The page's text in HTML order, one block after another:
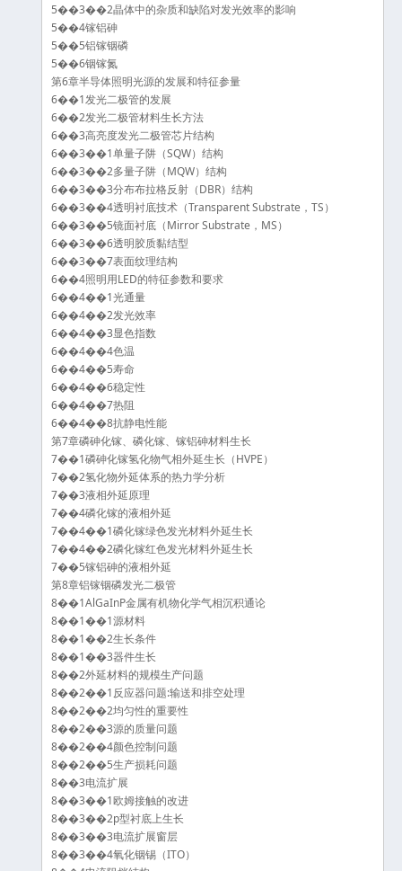
5��3��2晶体中的杂质和缺陷对发光效率的影响
5��4镓铝砷
5��5铝镓铟磷
5��6铟镓氮
第6章半导体照明光源的发展和特征参量
6��1发光二极管的发展
6��2发光二极管材料生长方法
6��3高亮度发光二极管芯片结构
6��3��1单量子阱（SQW）结构
6��3��2多量子阱（MQW）结构
6��3��3分布布拉格反射（DBR）结构
6��3��4透明衬底技术（Transparent Substrate，TS）
6��3��5镜面衬底（Mirror Substrate，MS）
6��3��6透明胶质黏结型
6��3��7表面纹理结构
6��4照明用LED的特征参数和要求
6��4��1光通量
6��4��2发光效率
6��4��3显色指数
6��4��4色温
6��4��5寿命
6��4��6稳定性
6��4��7热阻
6��4��8抗静电性能
第7章磷砷化镓、磷化镓、镓铝砷材料生长
7��1磷砷化镓氢化物气相外延生长（HVPE）
7��2氢化物外延体系的热力学分析
7��3液相外延原理
7��4磷化镓的液相外延
7��4��1磷化镓绿色发光材料外延生长
7��4��2磷化镓红色发光材料外延生长
7��5镓铝砷的液相外延
第8章铝镓铟磷发光二极管
8��1AlGaInP金属有机物化学气相沉积通论
8��1��1源材料
8��1��2生长条件
8��1��3器件生长
8��2外延材料的规模生产问题
8��2��1反应器问题:输送和排空处理
8��2��2均匀性的重要性
8��2��3源的质量问题
8��2��4颜色控制问题
8��2��5生产损耗问题
8��3电流扩展
8��3��1欧姆接触的改进
8��3��2p型衬底上生长
8��3��3电流扩展窗层
8��3��4氧化铟锡（ITO）